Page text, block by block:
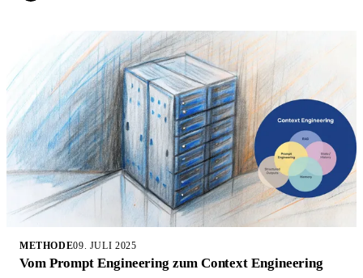
METHODE09. JULI 2025
Vom Prompt Engineering zum Context Engineering